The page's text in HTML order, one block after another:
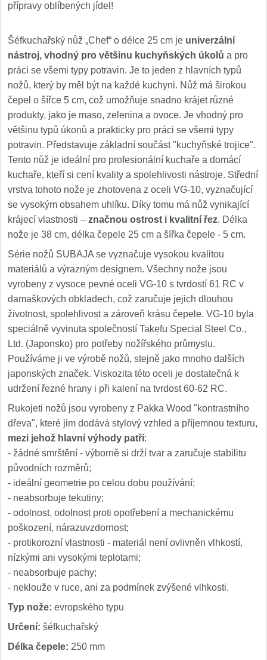
přípravy oblíbených jídel!
Šéfkuchařský nůž „Chef“ o délce 25 cm je univerzální
nástroj, vhodný pro většinu kuchyňských úkolů a pro
práci se všemi typy potravin. Je to jeden z hlavních typů
nožů, který by měl být na každé kuchyni. Nůž má širokou
čepel o šířce 5 cm, což umožňuje snadno krájet různé
produkty, jako je maso, zelenina a ovoce. Je vhodný pro
většinu typů úkonů a prakticky pro práci se všemi typy
potravin. Představuje základní součást "kuchyňské trojice".
Tento nůž je ideální pro profesionální kuchaře a domácí
kuchaře, kteří si cení kvality a spolehlivosti nástroje. Střední
vrstva tohoto nože je zhotovena z oceli VG-10, vyznačující
se vysokým obsahem uhlíku. Díky tomu má nůž vynikající
krájecí vlastnosti – značnou ostrost i kvalitní řez. Délka
nože je 38 cm, délka čepele 25 cm a šířka čepele - 5 cm.
Série nožů SUBAJA se vyznačuje vysokou kvalitou
materiálů a výrazným designem. Všechny nože jsou
vyrobeny z vysoce pevné oceli VG-10 s tvrdostí 61 RC v
damaškových obkladech, což zaručuje jejich dlouhou
životnost, spolehlivost a zároveň krásu čepele. VG-10 byla
speciálně vyvinuta společností Takefu Special Steel Co.,
Ltd. (Japonsko) pro potřeby nožířského průmyslu.
Používáme ji ve výrobě nožů, stejně jako mnoho dalších
japonských značek. Viskozita této oceli je dostatečná k
udržení řezné hrany i při kalení na tvrdost 60-62 RC.
Rukojeti nožů jsou vyrobeny z Pakka Wood "kontrastního
dřeva", které jim dodává stylový vzhled a příjemnou texturu,
mezi jehož hlavní výhody patří:
- žádné smrštění - výborně si drží tvar a zaručuje stabilitu
původních rozměrů;
- ideální geometrie po celou dobu používání;
- neabsorbuje tekutiny;
- odolnost, odolnost proti opotřebení a mechanickému
poškození, nárazuvzdornost;
- protikorozní vlastnosti - materiál není ovlivněn vlhkostí,
nízkými ani vysokými teplotami;
- neabsorbuje pachy;
- neklouže v ruce, ani za podmínek zvýšené vlhkosti.
Typ nože: evropského typu
Určení: šéfkuchařský
Délka čepele: 250 mm